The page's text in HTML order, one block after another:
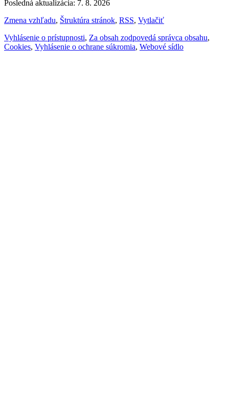
Posledná aktualizácia: 7. 8. 2026
Zmena vzhľadu, Štruktúra stránok, RSS, Vytlačiť
Vyhlásenie o prístupnosti, Za obsah zodpovedá správca obsahu,
Cookies, Vyhlásenie o ochrane súkromia, Webové sídlo